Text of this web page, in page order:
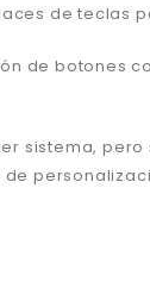
de teclas
de botones
sistema,